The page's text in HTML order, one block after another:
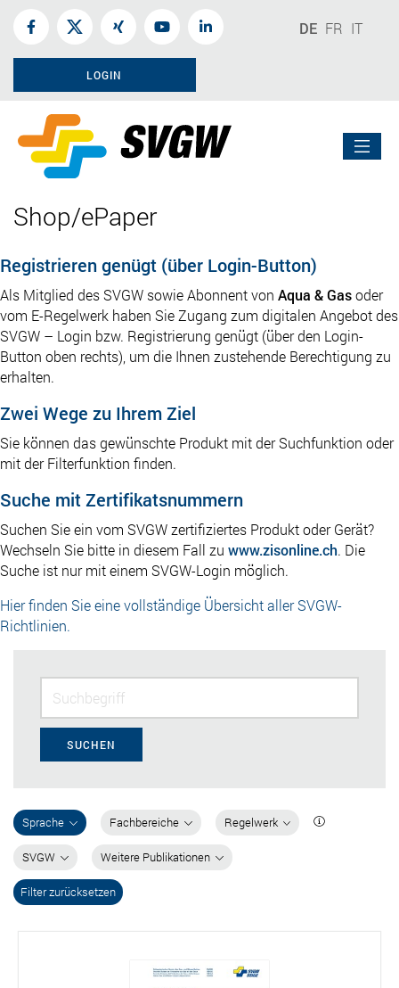
DE FR IT
LOGIN
Shop/ePaper
Registrieren genügt (über Login-Button)
Als Mitglied des SVGW sowie Abonnent von Aqua & Gasoder
vom E-Regelwerk haben Sie Zugang zum digitalen Angebot des
SVGW – Login bzw. Registrierung genügt (über den Login-
Button oben rechts), um die Ihnen zustehende Berechtigung zu
erhalten.
Zwei Wege zu Ihrem Ziel
Sie können das gewünschte Produkt mit der Suchfunktion oder
mit der Filterfunktion finden.
Suche mit Zertifikatsnummern
Suchen Sie ein vom SVGW zertifiziertes Produkt oder Gerät?
Wechseln Sie bitte in diesem Fall zu www.zisonline.ch. Die
Suche ist nur mit einem SVGW-Login möglich.
Hier finden Sie eine vollständige Übersicht aller SVGW-
Richtlinien.
SUCHEN
Sprache Fachbereiche Regelwerk
SVGW Weitere Publikationen
Filter zurücksetzen